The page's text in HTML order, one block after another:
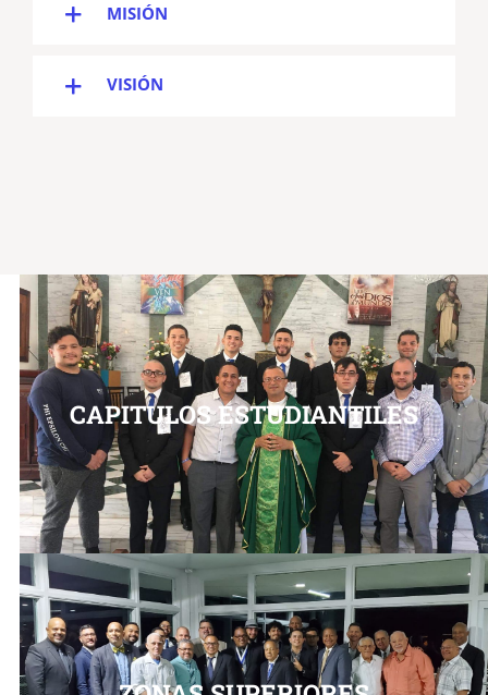
MISIÓN
VISIÓN
CAPITULOS ESTUDIANTILES